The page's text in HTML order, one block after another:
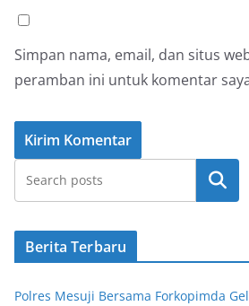
Simpan nama, email, dan situs
peramban ini untuk komentar
Cari
Berita Terbaru
Polres Mesuji Bersama Forkopimda